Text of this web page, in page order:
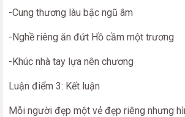
-Cung thương làu bậc ngũ âm
-Nghề riêng ăn đứt Hồ cầm một trương
-Khúc nhà tay lựa nên chương
Luận điểm 3: Kết luận
Mỗi người đẹp một vẻ đẹp riêng nhưng